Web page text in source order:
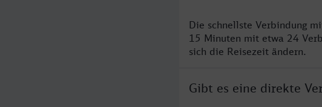
Die schnellste Verbindung
15 Minuten mit etwa 24
sich die Reisezeit ändern.
Gibt es eine direkte